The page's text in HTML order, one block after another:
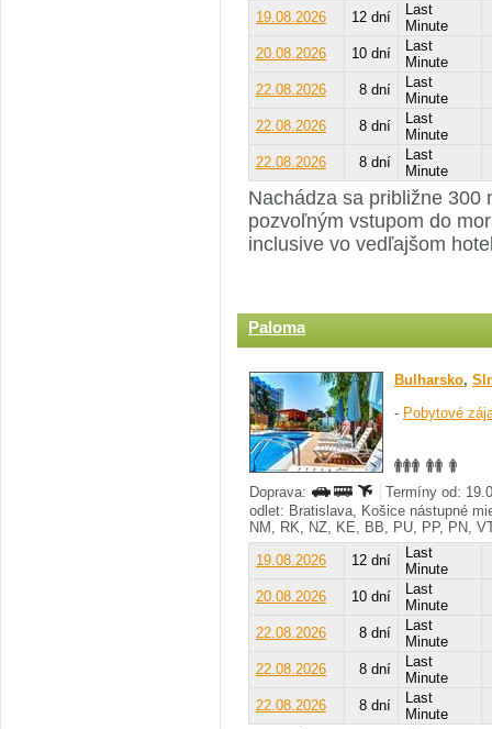
19.08.2026
12 dní
Last
Minute
20.08.2026
10 dní
Last
Minute
22.08.2026
8 dní
Last
Minute
22.08.2026
8 dní
Last
Minute
22.08.2026
8 dní
Last
Minute
Nachádza sa približne 300
pozvoľným vstupom do
inclusive vo vedľajšom
Paloma
Bulharsko,
- Pobytové
Doprava:
Termíny od:
odlet: Bratislava, Košice nástupné
NM, RK, NZ, KE, BB, PU, PP, PN,
19.08.2026
12 dní
Last
Minute
20.08.2026
10 dní
Last
Minute
22.08.2026
8 dní
Last
Minute
22.08.2026
8 dní
Last
Minute
22.08.2026
8 dní
Last
Minute